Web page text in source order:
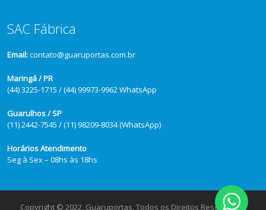
SAC Fábrica
Email:contato@guaruportas.com.br
Maringá / PR
(44) 3225-1715 / (44) 99973-9962 WhatsApp
Guarulhos / SP
(11) 2442-7545 / (11) 98209-8034 (WhatsApp)
Horários Atendimento
Seg à Sex – 08hs às 18hs
Copyright © 2022, Guaruportas. Todos os Direitos Reservados.